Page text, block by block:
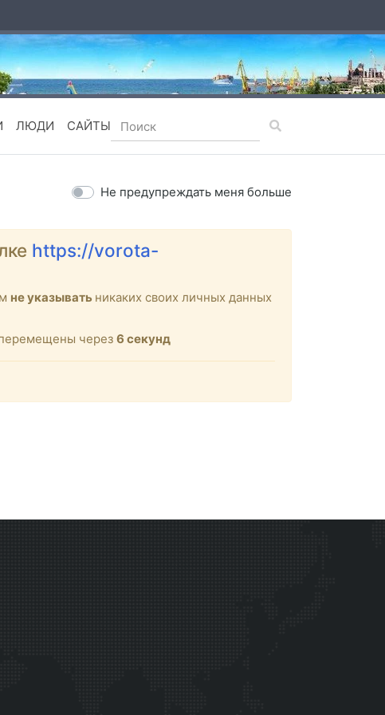
ЛЮДИ САЙТЫ
Не предупреждать меня больше
https://vorota-
не указывать никаких своих личных данных
перемещены через 6 секунд